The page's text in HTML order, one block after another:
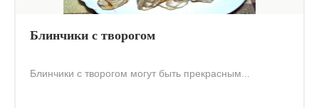
Блинчики с творогом
Блинчики с творогом могут быть прекрасным...